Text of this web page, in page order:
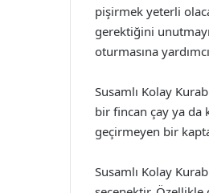
pişirmek yeterli
gerektiğini
oturmasına
Susamlı Kolay
bir fincan çay ya da
geçirmeyen bir
Susamlı Kolay